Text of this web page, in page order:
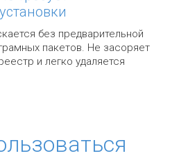
установки
без предварительной
пакетов. Не засоряет
и легко удаляется